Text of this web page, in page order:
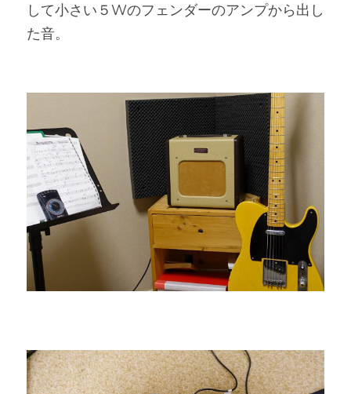
して小さい５Wのフェンダーのアンプから出し
た音。